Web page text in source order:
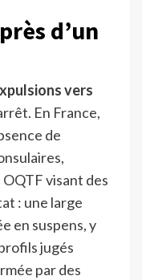
d’un
vers
En France,
de
visant des
: une large
en suspens, y
jugés
par des